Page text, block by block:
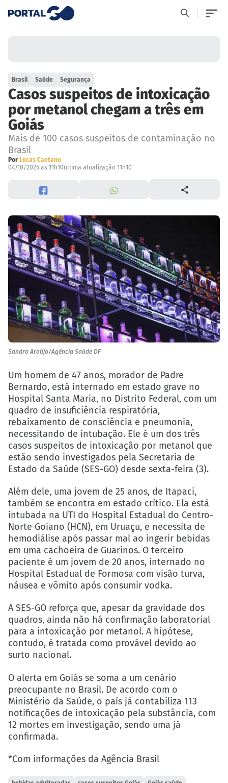
Brasil Saúde Segurança
Casos suspeitos de intoxicação
por metanol chegam a três em
Goiás
Mais de 100 casos suspeitos de contaminação no
Brasil
Por Lucas Caetano
04/10/2025 às 11h10última atualização 11h10
Sandro Araújo/Agência Saúde DF
Um homem de 47 anos, morador de Padre
Bernardo, está internado em estado grave no
Hospital Santa Maria, no Distrito Federal, com um
quadro de insuficiência respiratória,
rebaixamento de consciência e pneumonia,
necessitando de intubação. Ele é um dos três
casos suspeitos de intoxicação por metanol que
estão sendo investigados pela Secretaria de
Estado da Saúde (SES-GO) desde sexta-feira (3).
Além dele, uma jovem de 25 anos, de Itapaci,
também se encontra em estado crítico. Ela está
intubada na UTI do Hospital Estadual do Centro-
Norte Goiano (HCN), em Uruaçu, e necessita de
hemodiálise após passar mal ao ingerir bebidas
em uma cachoeira de Guarinos. O terceiro
paciente é um jovem de 20 anos, internado no
Hospital Estadual de Formosa com visão turva,
náusea e vômito após consumir vodka.
A SES-GO reforça que, apesar da gravidade dos
quadros, ainda não há confirmação laboratorial
para a intoxicação por metanol. A hipótese,
contudo, é tratada como provável devido ao
surto nacional.
O alerta em Goiás se soma a um cenário
preocupante no Brasil. De acordo com o
Ministério da Saúde, o país já contabiliza 113
notificações de intoxicação pela substância, com
12 mortes em investigação, sendo uma já
confirmada.
*Com informações da Agência Brasil